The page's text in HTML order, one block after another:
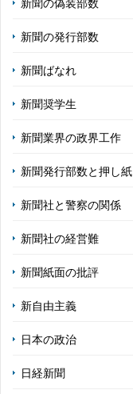
新聞の偽装部数
新聞の発行部数
新聞ばなれ
新聞奨学生
新聞業界の政界工作
新聞発行部数と押し紙
新聞社と警察の関係
新聞社の経営難
新聞紙面の批評
新自由主義
日本の政治
日経新聞